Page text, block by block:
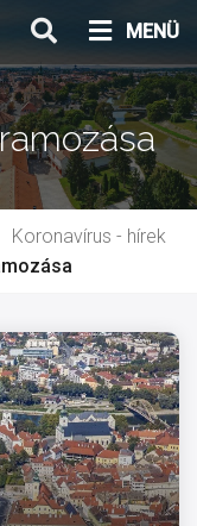
MENÜ
Koronavírus - hírek